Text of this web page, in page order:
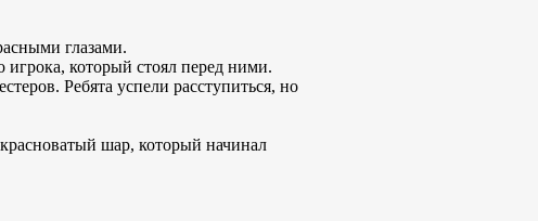
глазами.
который стоял перед ними.
Ребята успели расступиться, но
шар, который начинал